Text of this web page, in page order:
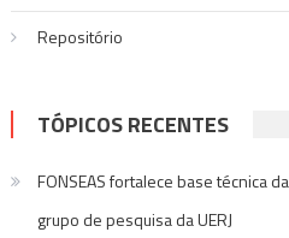
Repositório
TÓPICOS RECENTES
FONSEAS fortalece base técnica
grupo de pesquisa da UERJ